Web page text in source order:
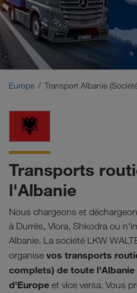
Russie
Moyen-Orient
Europe Transport Albanie
Transports
l'Albanie
Nous chargeons et
à Durrës, Vlora, Shkodra ou
Albanie. La société LKW
organise vos transports
complets) de toute l'Albanie
d'Europe et vice versa. Vous